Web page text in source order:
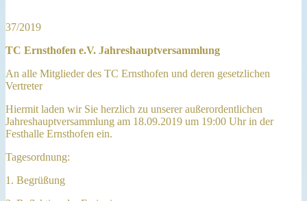
37/2019
TC Ernsthofen e.V. Jahreshauptversammlung
An alle Mitglieder des TC Ernsthofen und deren gesetzlichen
Vertreter
Hiermit laden wir Sie herzlich zu unserer außerordentlichen
Jahreshauptversammlung am 18.09.2019 um 19:00 Uhr in der
Festhalle Ernsthofen ein.
Tagesordnung:
1. Begrüßung